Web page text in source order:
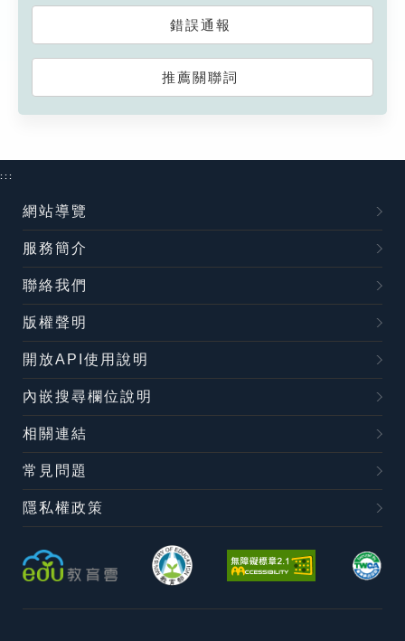
錯誤通報
推薦關聯詞
:::
網站導覽
服務簡介
聯絡我們
版權聲明
開放API使用說明
內嵌搜尋欄位說明
相關連結
常見問題
隱私權政策